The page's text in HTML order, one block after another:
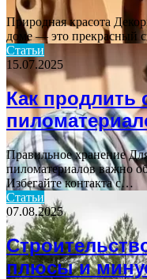
Природная красота
доме — это прекрасный
Статьи
15.07.2025
Как продлить
Правильное хранение
пиломатериалов важно
Избегайте контакта с…
Статьи
07.08.2025
плюсы и